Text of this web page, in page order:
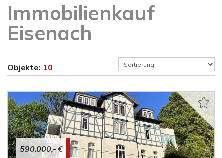
Immobilienkauf
Eisenach
Objekte: 10
590.000,- €